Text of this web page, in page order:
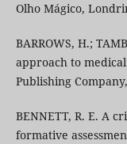
Olho Mágico,
BARROWS, H.;
approach to
Publishing
BENNETT, R. E. A
formative